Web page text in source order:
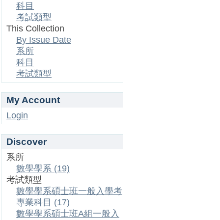
科目
考試類型
This Collection
By Issue Date
系所
科目
考試類型
My Account
Login
Discover
系所
數學學系 (19)
考試類型
數學學系碩士班一般入學考
專業科目 (17)
數學學系碩士班A組一般入